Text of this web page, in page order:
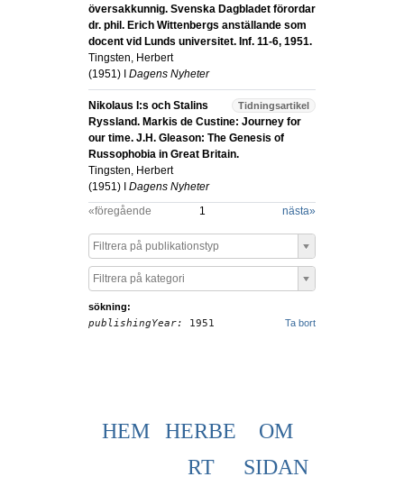
översakkunnig. Svenska Dagbladet förordar
dr. phil. Erich Wittenbergs anställande som
docent vid Lunds universitet. Inf. 11-6, 1951.
Tingsten, Herbert
(1951) I Dagens Nyheter
Tidningsartikel
Nikolaus I:s och Stalins
Ryssland. Markis de Custine: Journey for
our time. J.H. Gleason: The Genesis of
Russophobia in Great Britain.
Tingsten, Herbert
(1951) I Dagens Nyheter
«föregående
1 nästa»
Filtrera på publikationstyp
Filtrera på kategori
sökning:
Ta bort
publishingYear: 1951
HEM
HERBE
RT
OM
SIDAN